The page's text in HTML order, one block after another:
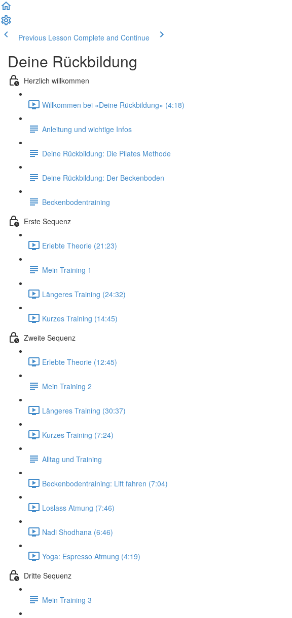
Previous Lesson Complete and Continue
Deine Rückbildung
Herzlich willkommen
Willkommen bei «Deine Rückbildung» (4:18)
Anleitung und wichtige Infos
Deine Rückbildung: Die Pilates Methode
Deine Rückbildung: Der Beckenboden
Beckenbodentraining
Erste Sequenz
Erlebte Theorie (21:23)
Mein Training 1
Längeres Training (24:32)
Kurzes Training (14:45)
Zweite Sequenz
Erlebte Theorie (12:45)
Mein Training 2
Längeres Training (30:37)
Kurzes Training (7:24)
Alltag und Training
Beckenbodentraining: Lift fahren (7:04)
Loslass Atmung (7:46)
Nadi Shodhana (6:46)
Yoga: Espresso Atmung (4:19)
Dritte Sequenz
Mein Training 3